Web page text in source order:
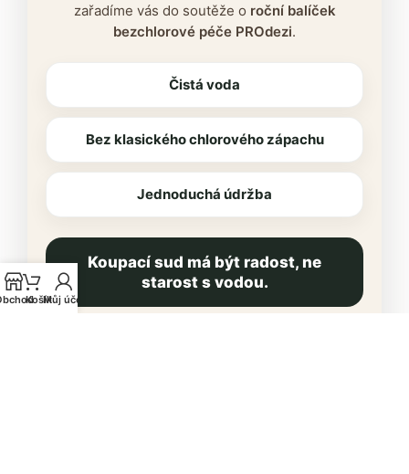
zařadíme vás do soutěže o roční balíček
bezchlorové péče PROdezi.
Čistá voda
Bez klasického chlorového zápachu
Jednoduchá údržba
Koupací sud má být radost, ne
starost s vodou.
KošíkMůj účet